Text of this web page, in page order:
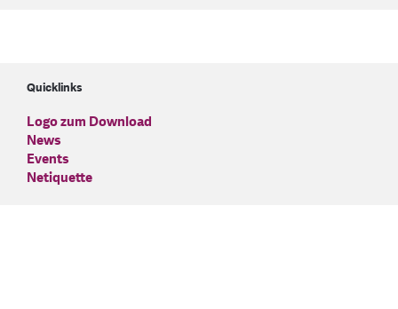
Quicklinks
Logo zum Download
News
Events
Netiquette